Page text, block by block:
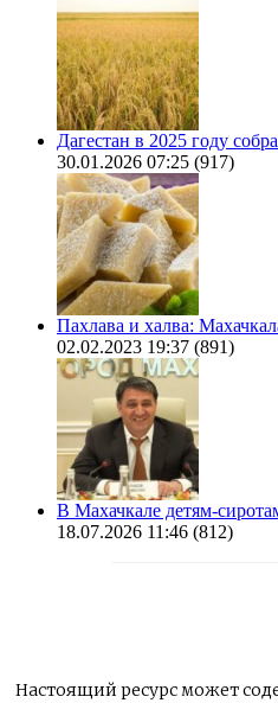
Дагестан в 2025 году
30.01.2026 07:25 (917)
Пахлава и халва:
02.02.2023 19:37 (891)
В Махачкале детям-
18.07.2026 11:46 (812)
Настоящий ресурс может